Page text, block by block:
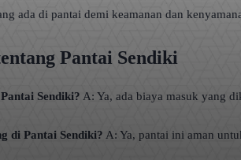
ada di pantai demi keamanan dan
Pantai Sendiki
Sendiki? A: Ya, ada biaya masuk yang
di Pantai Sendiki? A: Ya, pantai ini aman